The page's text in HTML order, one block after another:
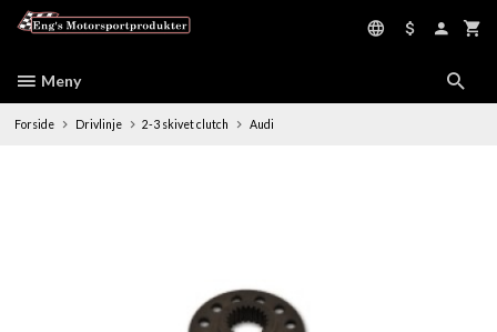
Meny
Forside Drivlinje 2-3 skivet clutch Audi